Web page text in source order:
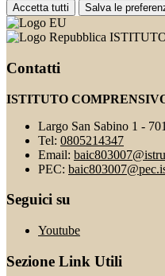
Accetta tutti Salva le
Contatti
ISTITUTO
Largo San Sabino 1 -
Tel: 0805214347
Email:
PEC:
Seguici su
Youtube
Sezione Link Utili